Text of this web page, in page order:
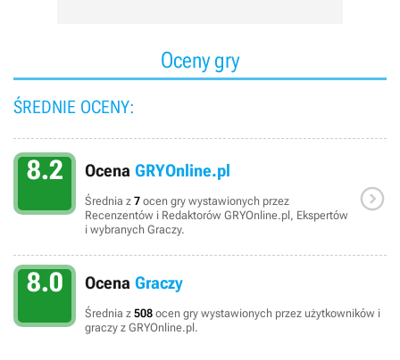
Oceny gry
ŚREDNIE OCENY:
8.2 Ocena GRYOnline.pl
Średnia z 7 ocen gry wystawionych przez
Recenzentów i Redaktorów GRYOnline.pl, Ekspertów
i wybranych Graczy.

8.0 Ocena Graczy
Średnia z 508 ocen gry wystawionych przez użytkowników i
graczy z GRYOnline.pl.